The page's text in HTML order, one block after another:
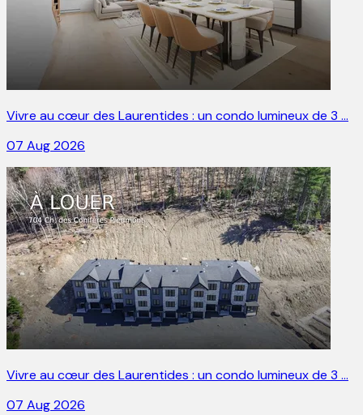
Vivre au cœur des Laurentides : un condo lumineux de 3 …
07 Aug 2026
Vivre au cœur des Laurentides : un condo lumineux de 3 …
07 Aug 2026